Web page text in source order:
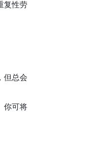
复性劳
但总会
你可将